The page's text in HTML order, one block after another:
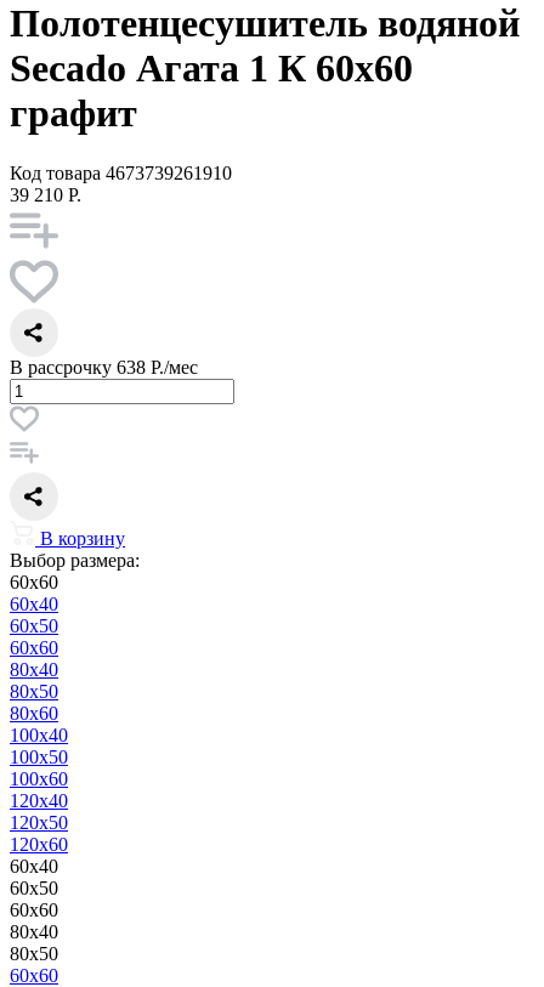
Полотенцесушитель водяной
Secado Агата 1 К 60x60
графит
Код товара 4673739261910
39 210 Р.
В рассрочку 638 Р./мес
В корзину
Выбор размера:
60x60
60x40
60x50
60x60
80x40
80x50
80x60
100x40
100x50
100x60
120x40
120x50
120x60
60x40
60x50
60x60
80x40
80x50
60x60